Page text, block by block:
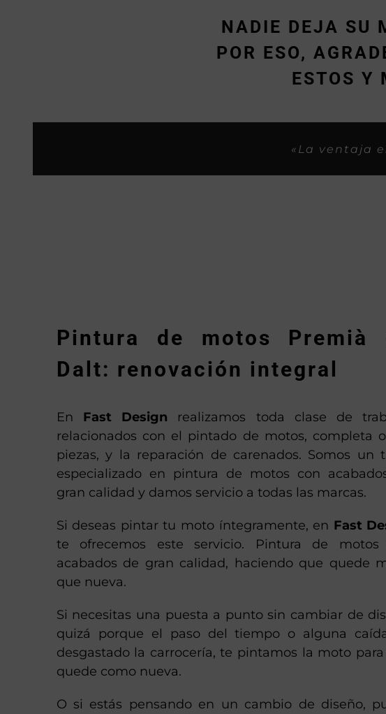
NADIE DEJA SU
POR ESO,
ESTOS Y
«La ventaja
«Siempre me habeis tratado super
«Son buenos«Trabajos
Pintura de motos Premià
Dalt: renovación integral
En Fast Design realizamos toda clase de
relacionados con el pintado de motos, completa
piezas, y la reparación de carenados. Somos un
especializado en pintura de motos con
gran calidad y damos servicio a todas las marcas.
Si deseas pintar tu moto íntegramente, en Fast
te ofrecemos este servicio. Pintura de motos
acabados de gran calidad, haciendo que quede
que nueva.
Si necesitas una puesta a punto sin cambiar de
quizá porque el paso del tiempo o alguna
desgastado la carrocería, te pintamos la moto
quede como nueva.
O si estás pensando en un cambio de diseño,